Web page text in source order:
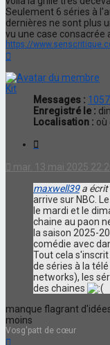
Seulement 6 séries à
dernières ne sont plus
vu une case consacrée
https://
Kit
Messages :
Enregistré le :
Localisation : où
mar. 13 mai 2025
maxwell39a écrit
arrive sur NBC.
le mardi et le
chaine au paon
la saison 2025-
comédie avec
Tout cela
de séries à la
networks), les
des chaines
manque flagrant
moins
Vosg'patt de cœur